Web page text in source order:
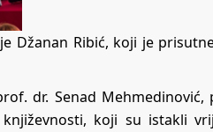
Džanan Ribić, koji je
dr. Senad Mehmedinović,
koji su istakli